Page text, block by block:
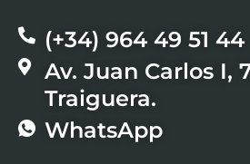
(+34) 964 49 51 44​
Av. Juan Carlos I,
Traiguera.
WhatsApp